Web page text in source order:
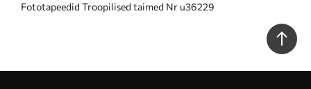
Fototapeedid Troopilised taimed Nr u36229